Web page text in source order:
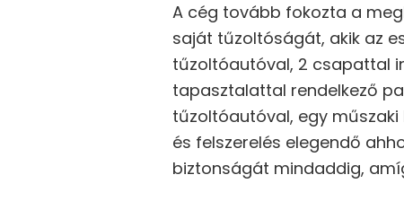
A cég tovább fokozta a
saját tűzoltóságát, akik az
tűzoltóautóval, 2 csapattal
tapasztalattal rendelkező
tűzoltóautóval, egy műszaki
és felszerelés elegendő
biztonságát mindaddig,